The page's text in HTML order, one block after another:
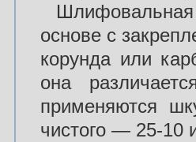
Шлифовальная
основе с
корунда или
она
применяются
чистого — 25-10